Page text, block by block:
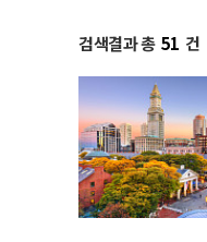
검색결과 총 51 건